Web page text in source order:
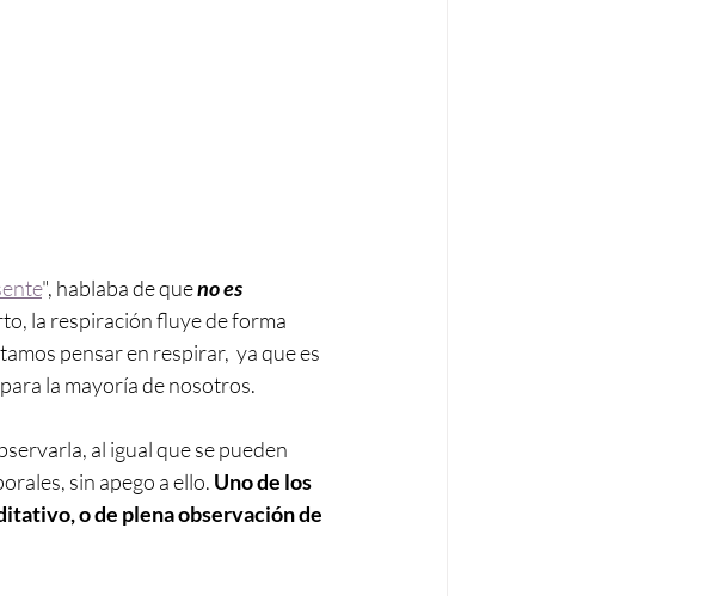
", hablaba de que no es
la respiración fluye de forma
pensar en respirar,  ya que es
la mayoría de nosotros.
al igual que se pueden
sin apego a ello. Uno de los
o de plena observación de